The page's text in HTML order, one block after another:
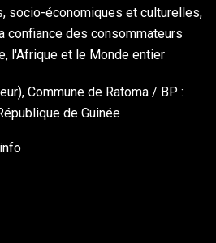
socio-économiques et culturelles,
confiance des consommateurs
l'Afrique et le Monde entier
Commune de Ratoma / BP :
de Guinée